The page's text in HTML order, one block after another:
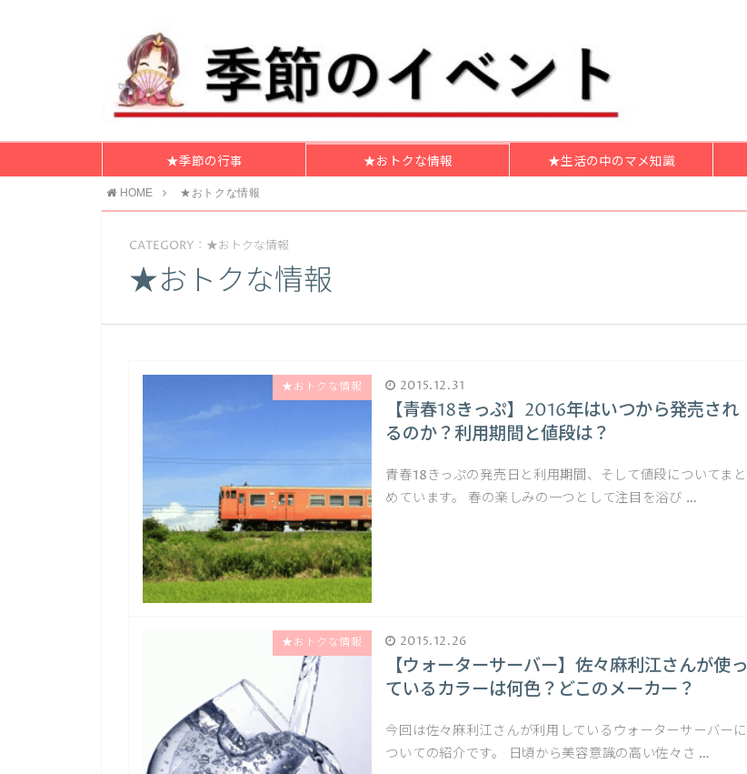
★季節の行事 ★おトクな情報 ★生活の中のマメ知識
HOME ★おトクな情報
CATEGORY：★おトクな情報
★おトクな情報
★おトクな情報 2015.12.31
【青春18きっぷ】2016年はいつから発売され
るのか？利用期間と値段は？
青春18きっぷの発売日と利用期間、そして値段についてまと
めています。 春の楽しみの一つとして注目を浴び …
★おトクな情報 2015.12.26
【ウォーターサーバー】佐々麻利江さんが使っ
ているカラーは何色？どこのメーカー？
今回は佐々麻利江さんが利用しているウォーターサーバーに
ついての紹介です。 日頃から美容意識の高い佐々さ …